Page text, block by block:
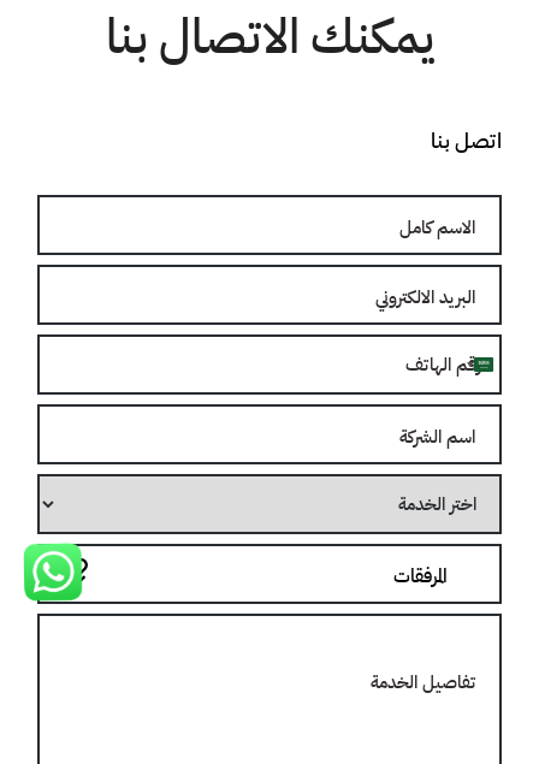
يمكنك الاتصال بنا
اتصل بنا
الاسم
كامل
البريد
الالكتروني
رقم
الهاتف
Saudi
Arabia
+966 اسم
الشركة
اختر
الخدمة
المرفقات
الخدمة